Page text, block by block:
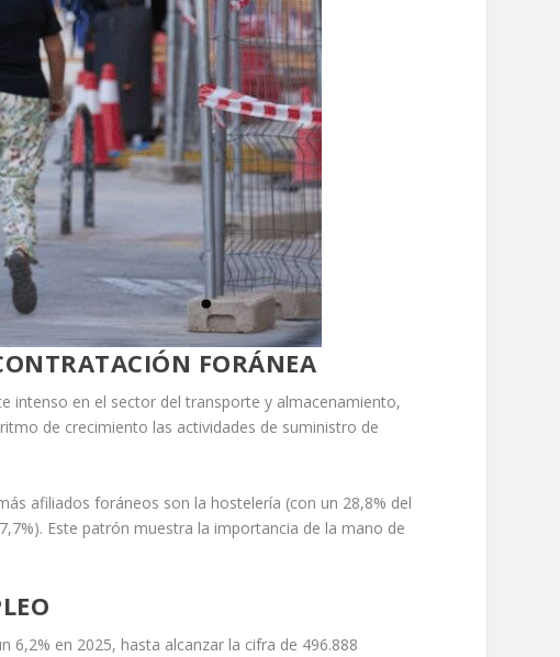
FORÁNEA
intenso en el sector del transporte y almacenamiento,
de crecimiento las actividades de suministro de
afiliados foráneos son la hostelería (con un 28,8% del
Este patrón muestra la importancia de la mano de
en 2025, hasta alcanzar la cifra de 496.888